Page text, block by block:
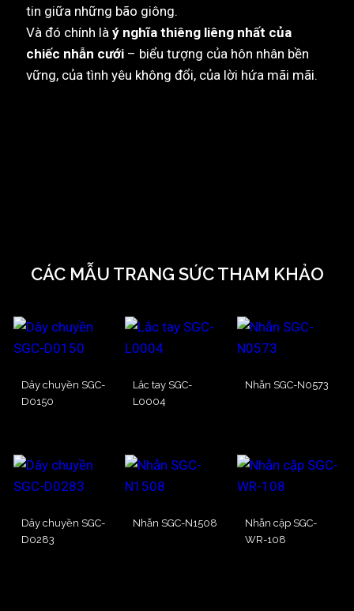
tin giữa những bão giông.
Và đó chính là ý nghĩa thiêng liêng nhất của
chiếc nhẫn cưới – biểu tượng của hôn nhân bền
vững, của tình yêu không đổi, của lời hứa mãi mãi.
CÁC MẪU TRANG SỨC THAM KHẢO
Dây chuyền SGC-
D0150
Lắc tay SGC-
L0004
Nhẫn SGC-N0573
Dây chuyền SGC-
D0283
Nhẫn SGC-N1508
Nhẫn cặp SGC-
WR-108